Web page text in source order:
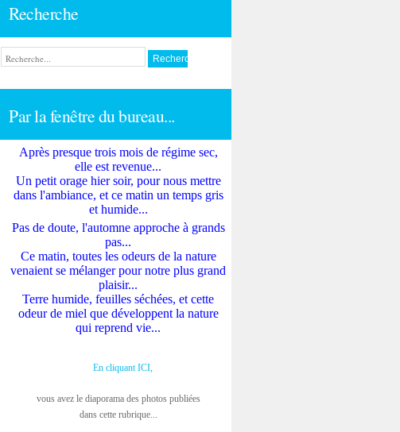
Recherche
Par la fenêtre du bureau...
Après presque trois mois de régime sec,
elle est revenue...
Un petit orage hier soir, pour nous mettre
dans l'ambiance, et ce matin un temps gris
et humide...
Pas de doute, l'automne approche à grands
pas...
Ce matin, toutes les odeurs de la nature
venaient se mélanger pour notre plus grand
plaisir...
Terre humide, feuilles séchées, et cette
odeur de miel que développent la nature
qui reprend vie...
En cliquant ICI,
vous avez le diaporama des photos publiées
dans cette rubrique...